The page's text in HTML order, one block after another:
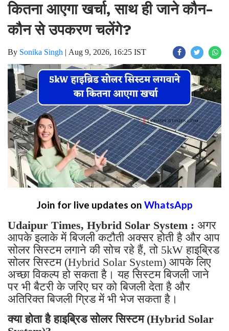
कितना आएगा खर्चा, साथ ही जाने कौन-
कौन से उपकरण चलेंगे?
By Sonika Singh | Aug 9, 2026, 16:25 IST
Join for live updates on WhatsApp
Udaipur Times, Hybrid Solar System : अगर
आपके इलाके में बिजली कटौती अक्सर होती है और आप
सोलर सिस्टम लगाने की सोच रहे हैं, तो 5kW हाइब्रिड
सोलर सिस्टम (Hybrid Solar System) आपके लिए
अच्छा विकल्प हो सकता है। यह सिस्टम बिजली जाने
पर भी बैटरी के जरिए घर को बिजली देता है और
अतिरिक्त बिजली ग्रिड में भी भेज सकता है।
क्या होता है हाइब्रिड सोलर सिस्टम (Hybrid Solar